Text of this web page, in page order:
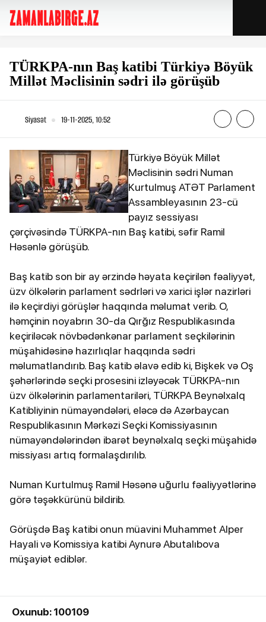
TÜRKPA-nın Baş katibi Türkiyə Böyük
Millət Məclisinin sədri ilə görüşüb
Siyasət 19-11-2025, 10:52
Türkiyə Böyük Millət
Məclisinin sədri Numan
Kurtulmuş ATƏT Parlament
Assambleyasının 23-cü
payız sessiyası
çərçivəsində TÜRKPA-nın Baş katibi, səfir Ramil
Həsənlə görüşüb.
Baş katib son bir ay ərzində həyata keçirilən fəaliyyət,
üzv ölkələrin parlament sədrləri və xarici işlər nazirləri
ilə keçirdiyi görüşlər haqqında məlumat verib. O,
həmçinin noyabrın 30-da Qırğız Respublikasında
keçiriləcək növbədənkənar parlament seçkilərinin
müşahidəsinə hazırlıqlar haqqında sədri
məlumatlandırıb. Baş katib əlavə edib ki, Bişkek və Oş
şəhərlərində seçki prosesini izləyəcək TÜRKPA-nın
üzv ölkələrinin parlamentariləri, TÜRKPA Beynəlxalq
Katibliyinin nümayəndələri, eləcə də Azərbaycan
Respublikasının Mərkəzi Seçki Komissiyasının
nümayəndələrindən ibarət beynəlxalq seçki müşahidə
missiyası artıq formalaşdırılıb.
Numan Kurtulmuş Ramil Həsənə uğurlu fəaliyyətlərinə
görə təşəkkürünü bildirib.
Görüşdə Baş katibi onun müavini Muhammet Alper
Hayali və Komissiya katibi Aynurə Abutalıbova
müşayiət ediblər.
Oxunub: 100109